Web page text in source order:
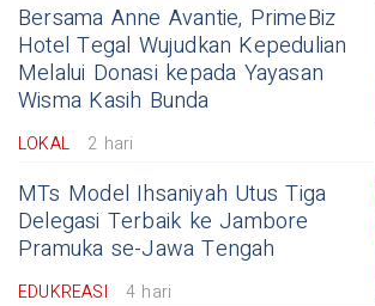
Bersama Anne Avantie, PrimeBiz
Hotel Tegal Wujudkan Kepedulian
Melalui Donasi kepada Yayasan
Wisma Kasih Bunda
LOKAL 2 hari
MTs Model Ihsaniyah Utus Tiga
Delegasi Terbaik ke Jambore
Pramuka se-Jawa Tengah
EDUKREASI 4 hari